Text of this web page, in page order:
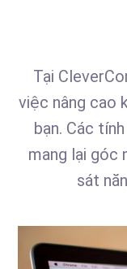
Tại
việc nâng cao
bạn. Các
mang lại góc
sát